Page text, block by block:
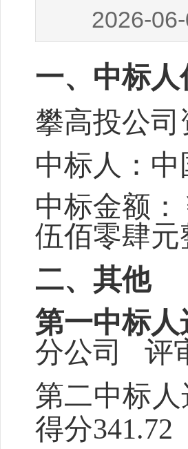
2026-
一、中标人
攀高投公
中标人 ： 中
中标金额：
伍佰零肆元
二、 其他
第一中标人
分公司
评
第二中标
得分341.72